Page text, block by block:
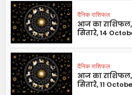
दैनिक राशिफल
आज का
सितारे, 14
दैनिक राशिफल
आज का
सितारे, 11